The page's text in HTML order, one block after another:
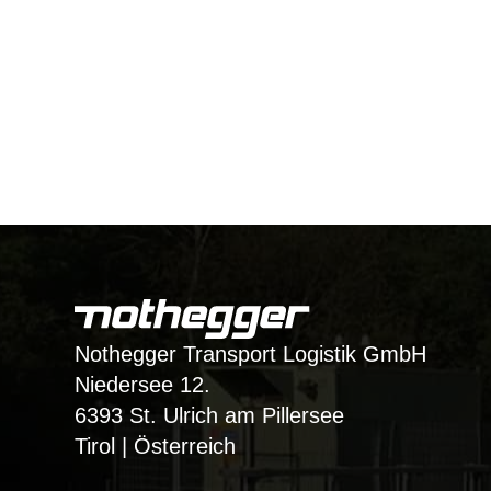
Nothegger Transport Logistik GmbH
Niedersee 12.
6393 St. Ulrich am Pillersee
Tirol | Österreich